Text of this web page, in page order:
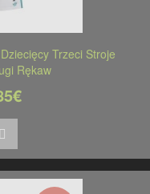
Trzeci Stroje
Rękaw